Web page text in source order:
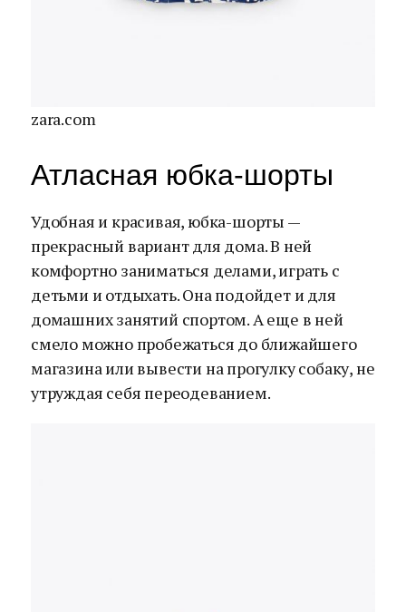
zara.com
Атласная юбка-шорты
Удобная и красивая, юбка-шорты —
прекрасный вариант для дома. В ней
комфортно заниматься делами, играть с
детьми и отдыхать. Она подойдет и для
домашних занятий спортом. А еще в ней
смело можно пробежаться до ближайшего
магазина или вывести на прогулку собаку, не
утруждая себя переодеванием.